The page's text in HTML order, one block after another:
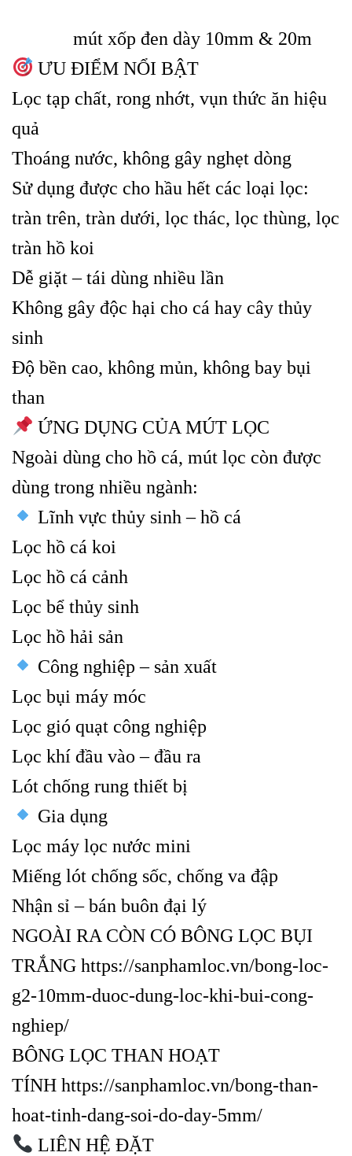
mút xốp đen dày 10mm & 20m
ƯU ĐIỂM NỔI BẬT
Lọc tạp chất, rong nhớt, vụn thức ăn hiệu
quả
Thoáng nước, không gây nghẹt dòng
Sử dụng được cho hầu hết các loại lọc:
tràn trên, tràn dưới, lọc thác, lọc thùng, lọc
tràn hồ koi
Dễ giặt – tái dùng nhiều lần
Không gây độc hại cho cá hay cây thủy
sinh
Độ bền cao, không mủn, không bay bụi
than
ỨNG DỤNG CỦA MÚT LỌC
Ngoài dùng cho hồ cá, mút lọc còn được
dùng trong nhiều ngành:
Lĩnh vực thủy sinh – hồ cá
Lọc hồ cá koi
Lọc hồ cá cảnh
Lọc bể thủy sinh
Lọc hồ hải sản
Công nghiệp – sản xuất
Lọc bụi máy móc
Lọc gió quạt công nghiệp
Lọc khí đầu vào – đầu ra
Lót chống rung thiết bị
Gia dụng
Lọc máy lọc nước mini
Miếng lót chống sốc, chống va đập
Nhận sỉ – bán buôn đại lý
NGOÀI RA CÒN CÓ BÔNG LỌC BỤI
TRẮNG https://sanphamloc.vn/bong-loc-
g2-10mm-duoc-dung-loc-khi-bui-cong-
nghiep/
BÔNG LỌC THAN HOẠT
TÍNH https://sanphamloc.vn/bong-than-
hoat-tinh-dang-soi-do-day-5mm/
LIÊN HỆ ĐẶT